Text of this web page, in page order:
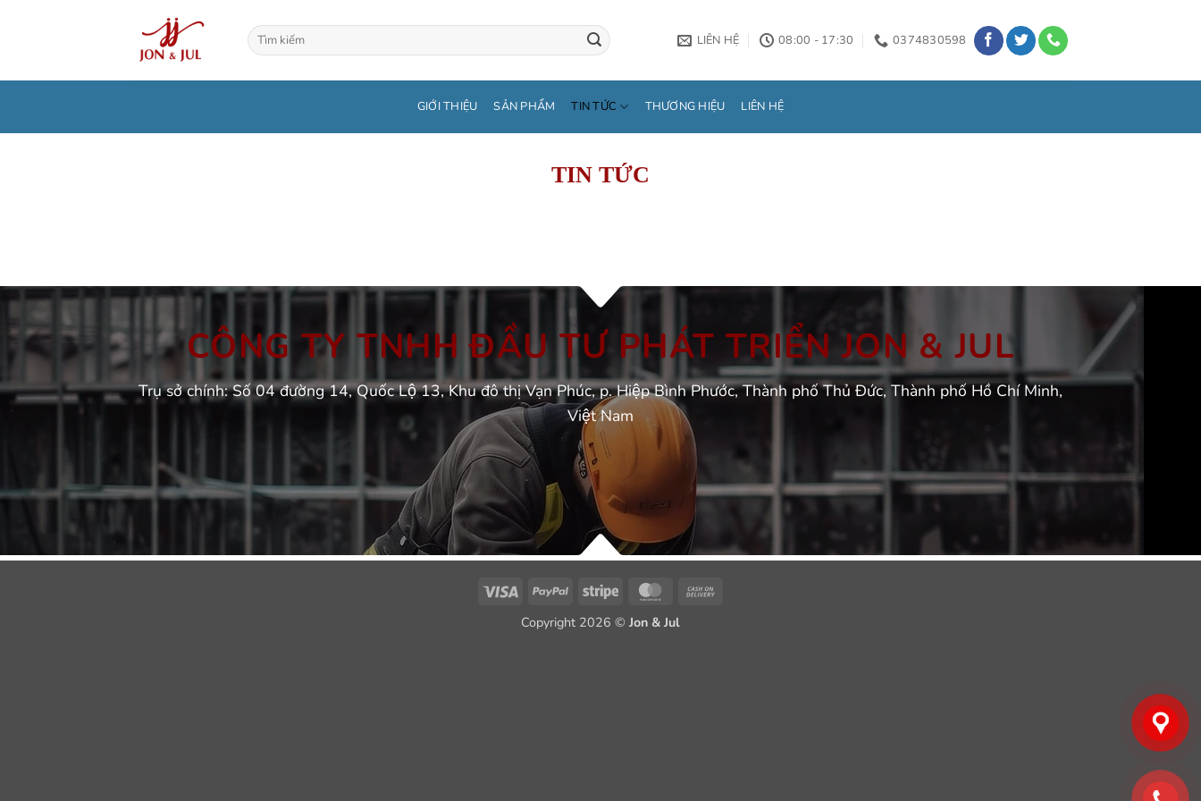
dung
Tìm
kiếm:
LIÊN HỆ 08:00 - 17:30 0374830598
GIỚI THIỆU SẢN PHẨM TIN TỨC THƯƠNG HIỆU LIÊN HỆ
TIN TỨC
CÔNG TY TNHH ĐẦU TƯ PHÁT TRIỂN JON & JUL
Trụ sở chính: Số 04 đường 14, Quốc Lộ 13, Khu đô thị Vạn Phúc, p. Hiệp Bình Phước, Thành phố Thủ Đức, Thành phố Hồ Chí Minh,
Việt Nam
Visa PayPal Stripe MasterCard
Copyright 2026 © Jon & Jul